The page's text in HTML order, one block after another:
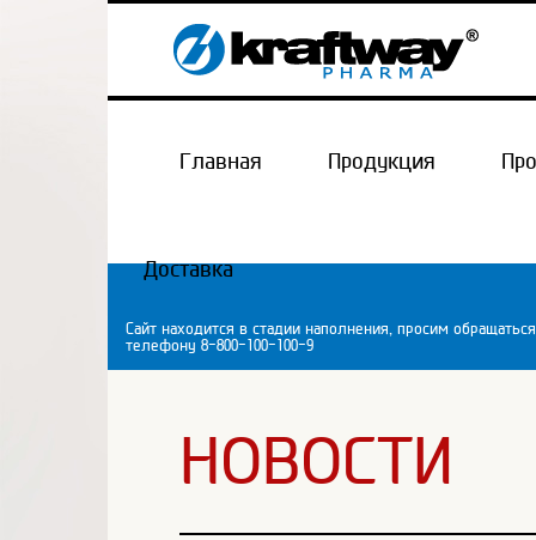
Главная Продукция
Доставка
Сайт находится в стадии наполнения, просим
телефону 8-800-100-100-9
НОВОСТИ